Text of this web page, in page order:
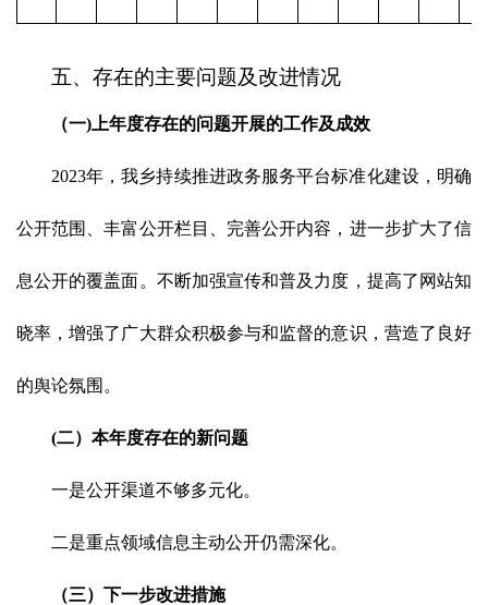
五、存在的主要问题及改进情况
（一)上年度存在的问题开展的工作及成效
2023年，我乡持续推进政务服务平台标准化建设，明确
公开范围、丰富公开栏目、完善公开内容，进一步扩大了信
息公开的覆盖面。不断加强宣传和普及力度，提高了网站知
晓率，增强了广大群众积极参与和监督的意识，营造了良好
的舆论氛围。
(二）本年度存在的新问题
一是公开渠道不够多元化。
二是重点领域信息主动公开仍需深化。
（三）下一步改进措施